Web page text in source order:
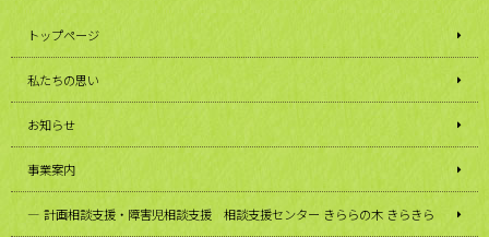
トップページ
私たちの思い
お知らせ
事業案内
計画相談支援・障害児相談支援 相談支援センター きららの木 きらきら